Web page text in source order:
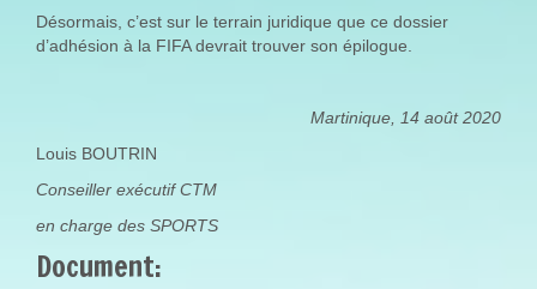
Désormais, c’est sur le terrain juridique que ce dossier
d’adhésion à la FIFA devrait trouver son épilogue.
Martinique, 14 août 2020
Louis BOUTRIN
Conseiller exécutif CTM
en charge des SPORTS
Document: